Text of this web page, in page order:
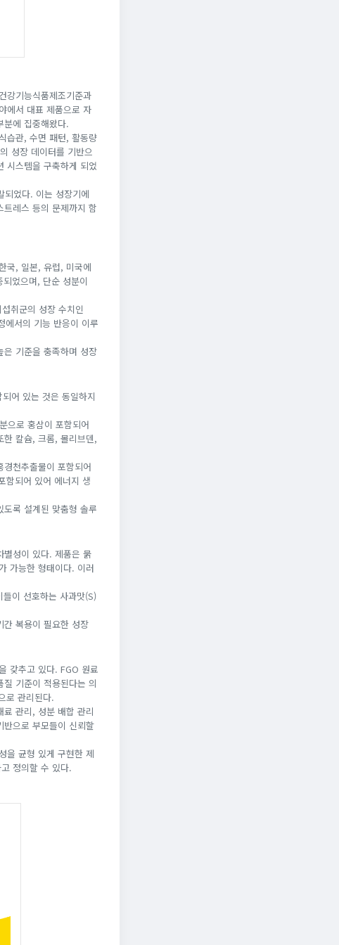
강기능식품제조기준과
에서 대표 제품으로 자
에 집중해왔다.
습관, 수면 패턴, 활동량
성장 데이터를 기반으
시스템을 구축하게 되었
었다. 이는 성장기에
레스 등의 문제까지 함
국, 일본, 유럽, 미국에
었으며, 단순 성분이
취군의 성장 수치인
서의 기능 반응이 이루
기준을 충족하며 성장
어 있는 것은 동일하지
으로 홍삼이 포함되어
한 칼슘, 크롬, 몰리브덴,
천추출물이 포함되어
함되어 있어 에너지 생
록 설계된 맞춤형 솔루
별성이 있다. 제품은 묽
가능한 형태이다. 이러
이 선호하는 사과맛(S)
복용이 필요한 성장
갖추고 있다. FGO 원료
기준이 적용된다는 의
로 관리된다.
관리, 성분 배합 관리
으로 부모들이 신뢰할
을 균형 있게 구현한 제
정의할 수 있다.